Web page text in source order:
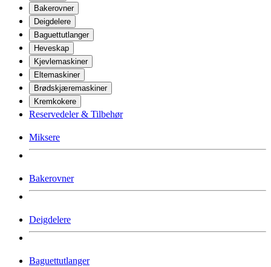
Bakerovner
Deigdelere
Baguettutlanger
Heveskap
Kjevlemaskiner
Eltemaskiner
Brødskjæremaskiner
Kremkokere
Reservedeler & Tilbehør
Miksere
Bakerovner
Deigdelere
Baguettutlanger